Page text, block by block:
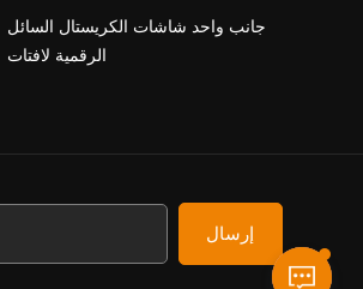
جانب واحد شاشات الكريستال السائل
الرقمية لافتات
إرسال